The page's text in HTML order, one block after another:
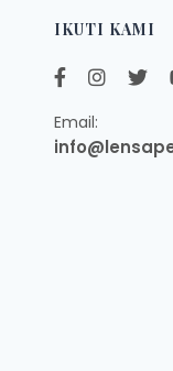
IKUTI KAMI
Email: